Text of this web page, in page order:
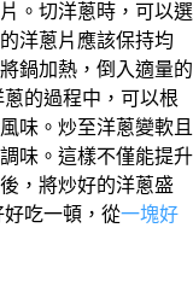
。切洋蔥時，可以選
洋蔥片應該保持均
鍋加熱，倒入適量的
的過程中，可以根
味。炒至洋蔥變軟且
味。這樣不僅能提升
，將炒好的洋蔥盛
吃一頓，從一塊好